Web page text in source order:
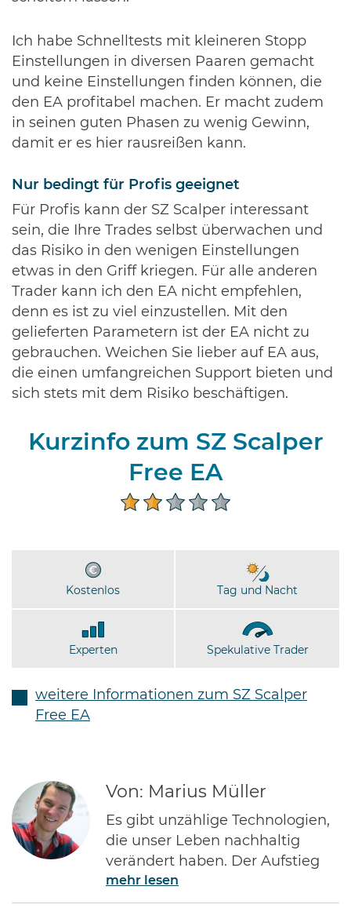
Ich habe Schnelltests mit kleineren Stopp
Einstellungen in diversen Paaren gemacht
und keine Einstellungen finden können, die
den EA profitabel machen. Er macht zudem
in seinen guten Phasen zu wenig Gewinn,
damit er es hier rausreißen kann.
Nur bedingt für Profis geeignet
Für Profis kann der SZ Scalper interessant
sein, die Ihre Trades selbst überwachen und
das Risiko in den wenigen Einstellungen
etwas in den Griff kriegen. Für alle anderen
Trader kann ich den EA nicht empfehlen,
denn es ist zu viel einzustellen. Mit den
gelieferten Parametern ist der EA nicht zu
gebrauchen. Weichen Sie lieber auf EA aus,
die einen umfangreichen Support bieten und
sich stets mit dem Risiko beschäftigen.
Kurzinfo zum SZ Scalper
Free EA
Kostenlos Tag und Nacht
Experten Spekulative Trader
weitere Informationen zum SZ Scalper
Free EA
Von: Marius Müller
Es gibt unzählige Technologien,
die unser Leben nachhaltig
verändert haben. Der Aufstieg
des Internets gehört ohne Frage
zu den Bedeutendsten. Namen
mehr lesen